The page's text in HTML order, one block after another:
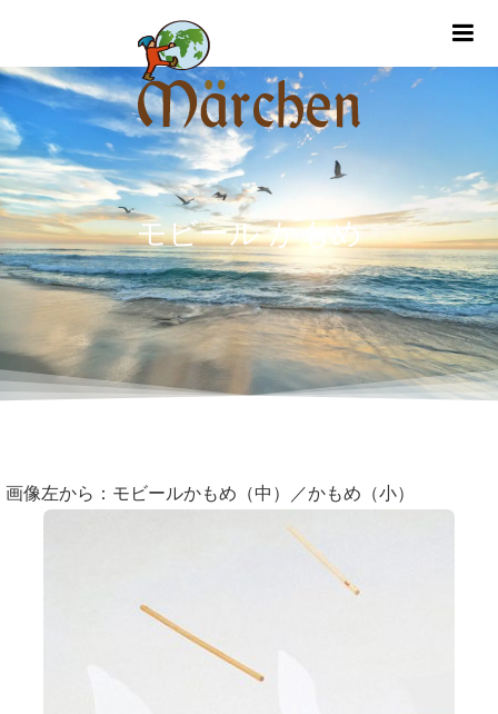
モビール かもめ
画像左から：モビールかもめ（中）／かもめ（小）